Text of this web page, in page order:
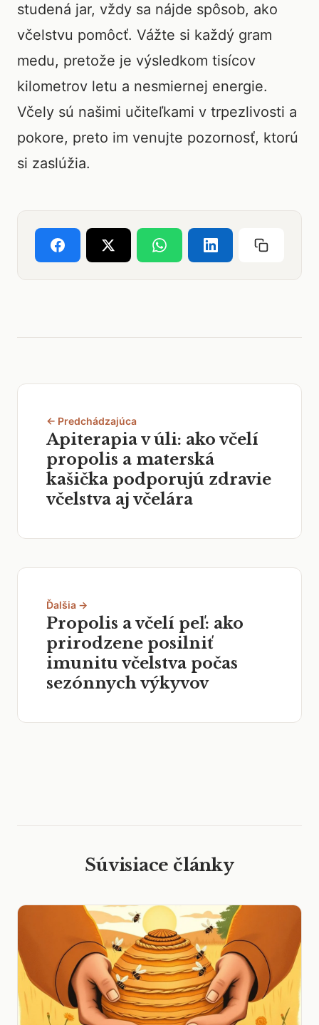
studená jar, vždy sa nájde spôsob, ako
včelstvu pomôcť. Vážte si každý gram
medu, pretože je výsledkom tisícov
kilometrov letu a nesmiernej energie.
Včely sú našimi učiteľkami v trpezlivosti a
pokore, preto im venujte pozornosť, ktorú
si zaslúžia.
← Predchádzajúca
Apiterapia v úli: ako včelí
propolis a materská
kašička podporujú zdravie
včelstva aj včelára
Ďalšia →
Propolis a včelí peľ: ako
prirodzene posilniť
imunitu včelstva počas
sezónnych výkyvov
Súvisiace články